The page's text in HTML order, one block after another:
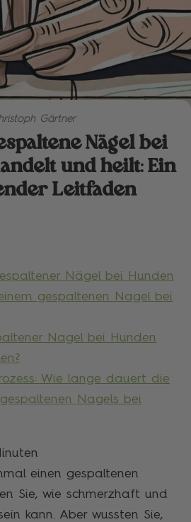
Gärtner
Nägel bei
und heilt: Ein
Leitfaden
Nägel bei Hunden
gespaltenen Nagel bei
Nagel bei Hunden
Wie lange dauert die
Nagels bei
einen gespaltenen
Sie, wie schmerzhaft und
kann. Aber wussten Sie,